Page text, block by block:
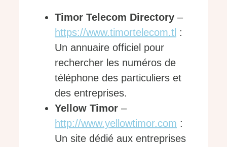
Timor Telecom Directory –
https://www.timortelecom.tl :
Un annuaire officiel pour
rechercher les numéros de
téléphone des particuliers et
des entreprises.
Yellow Timor –
http://www.yellowtimor.com :
Un site dédié aux entreprises